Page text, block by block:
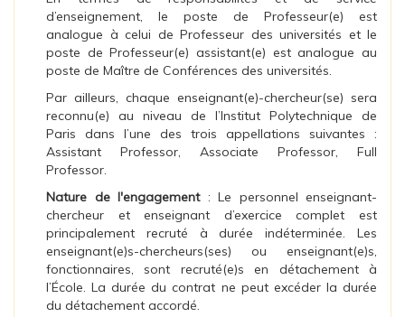
d’enseignement, le poste de Professeur(e) est
analogue à celui de Professeur des universités et le
poste de Professeur(e) assistant(e) est analogue au
poste de Maître de Conférences des universités.
Par ailleurs, chaque enseignant(e)-chercheur(se) sera
reconnu(e) au niveau de l’Institut Polytechnique de
Paris dans l’une des trois appellations suivantes :
Assistant Professor, Associate Professor, Full
Professor.
Nature de l'engagement: Le personnel enseignant-
chercheur et enseignant d’exercice complet est
principalement recruté à durée indéterminée. Les
enseignant(e)s-chercheurs(ses) ou enseignant(e)s,
fonctionnaires, sont recruté(e)s en détachement à
l’École. La durée du contrat ne peut excéder la durée
du détachement accordé.